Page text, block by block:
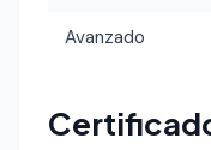
Avanzado